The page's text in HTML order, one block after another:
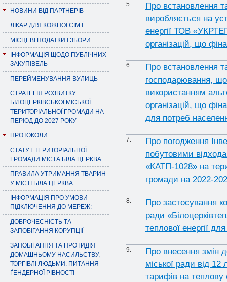
НОВИНИ ВІД ПАРТНЕРІВ
ЛІКАР ДЛЯ КОЖНОЇ СІМ’Ї
МІСЦЕВІ ПОДАТКИ І ЗБОРИ
ІНФОРМАЦІЯ ЩОДО ПУБЛІЧНИХ
ЗАКУПІВЕЛЬ
ПЕРЕЙМЕНУВАННЯ ВУЛИЦЬ
СТРАТЕГІЯ РОЗВИТКУ
БІЛОЦЕРКІВСЬКОЇ МІСЬКОЇ
ТЕРИТОРІАЛЬНОЇ ГРОМАДИ НА
ПЕРІОД ДО 2027 РОКУ
ПРОТОКОЛИ
СТАТУТ ТЕРИТОРІАЛЬНОЇ
ГРОМАДИ МІСТА БІЛА ЦЕРКВА
ПРАВИЛА УТРИМАННЯ ТВАРИН
У МІСТІ БІЛА ЦЕРКВА
ІНФОРМАЦІЯ ПРО УМОВИ
ПІДКЛЮЧЕННЯ ДО МЕРЕЖ:
ДОБРОЧЕСНІСТЬ ТА
ЗАПОБІГАННЯ КОРУПЦІЇ
ЗАПОБІГАННЯ ТА ПРОТИДІЯ
ДОМАШНЬОМУ НАСИЛЬСТВУ,
ТОРГІВЛІ ЛЮДЬМИ. ПИТАННЯ
ҐЕНДЕРНОЇ РІВНОСТІ
5.
Про встановлення
виробляється на
енергії ТОВ
організацій, що
6.
Про встановлення
господарювання,
використанням
організацій, що
для потреб
7.
Про погодження
побутовими
«КАТП-1028» на
громади на 2022-
8.
Про застосування
ради
теплової енергії
9.
Про внесення змін
міської ради від
тарифів на теплову